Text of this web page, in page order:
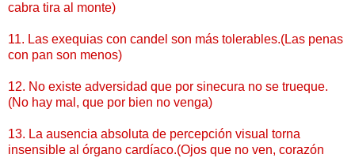
cabra tira al monte)
11. Las exequias con candel son más tolerables.(Las penas
con pan son menos)
12. No existe adversidad que por sinecura no se trueque.
(No hay mal, que por bien no venga)
13. La ausencia absoluta de percepción visual torna
insensible al órgano cardíaco.(Ojos que no ven, corazón